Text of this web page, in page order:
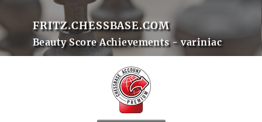
FRITZ.CHESSBASE.COM
Beauty Score Achievements - variniac